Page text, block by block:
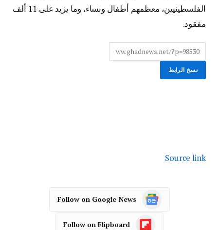
الفلسطينيين، معظمهم أطفال ونساء، وما يزيد على 11 ألف
مفقود.
نسخ الرابط
Source link
Follow on Google News
Follow on Flipboard